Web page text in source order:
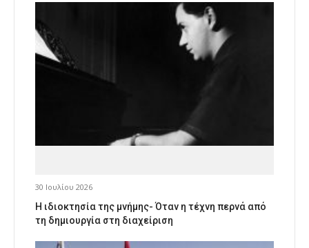
30 Ιουλίου 2026
Η ιδιοκτησία της μνήμης- Όταν η τέχνη περνά από
τη δημιουργία στη διαχείριση